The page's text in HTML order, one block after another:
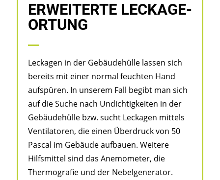
ERWEITERTE LECKAGE­
ORTUNG
Leckagen in der Gebäudehülle lassen sich
bereits mit einer normal feuchten Hand
aufspüren. In unserem Fall begibt man sich
auf die Suche nach Undichtigkeiten in der
Gebäudehülle bzw. sucht Leckagen mittels
Ventilatoren, die einen Überdruck von 50
Pascal im Gebäude aufbauen. Weitere
Hilfsmittel sind das Anemometer, die
Thermografie und der Nebelgenerator.